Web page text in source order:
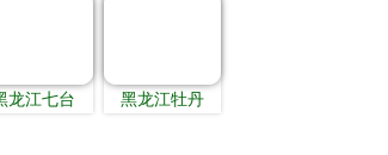
龙江七台 黑龙江牡丹